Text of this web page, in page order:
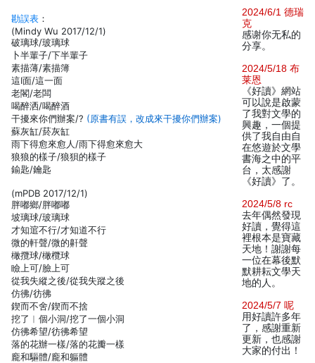
勘誤表 ：
(Mindy Wu 2017/12/1)
破璃球/玻璃球
卜半輩子/下半輩子
素描薄/素描簿
這I面/這一面
老閣/老闆
喝醉洒/喝醉酒
干擾來你們辦案/? (原書有誤，改成來干擾你們辦案)
蘇灰缸/菸灰缸
雨下得愈來愈人/雨下得愈來愈大
狼狼的樣子/狼狽的樣子
鍮匙/鑰匙
(mPDB 2017/12/1)
胖嘟鄉/胖嘟嘟
坡璃球/玻璃球
才知逭不行/才知道不行
微的軒聲/微的鼾聲
橄攬球/橄欖球
瞼上可/臉上可
從我失縱之後/從我失蹤之後
仿彿/彷彿
鍥而不舍/鍥而不捨
挖了︱個小洞/挖了一個小洞
仿彿希望/彷彿希望
落的花辦一樣/落的花瓣一樣
龐和驅體/龐和軀體
2024/6/1 德瑞
克
感谢你无私的
分享。
2024/5/18 布
莱恩
《好讀》網站
可以說是啟蒙
了我對文學的
興趣，一個提
供了我自由自
在悠遊於文學
書海之中的平
台，太感謝
《好讀》了。
2024/5/8 rc
去年偶然發現
好讀，覺得這
裡根本是寶藏
天地！謝謝每
一位在幕後默
默耕耘文學天
地的人。
2024/5/7 呢
用好讀許多年
了，感謝重新
更新，也感謝
大家的付出！